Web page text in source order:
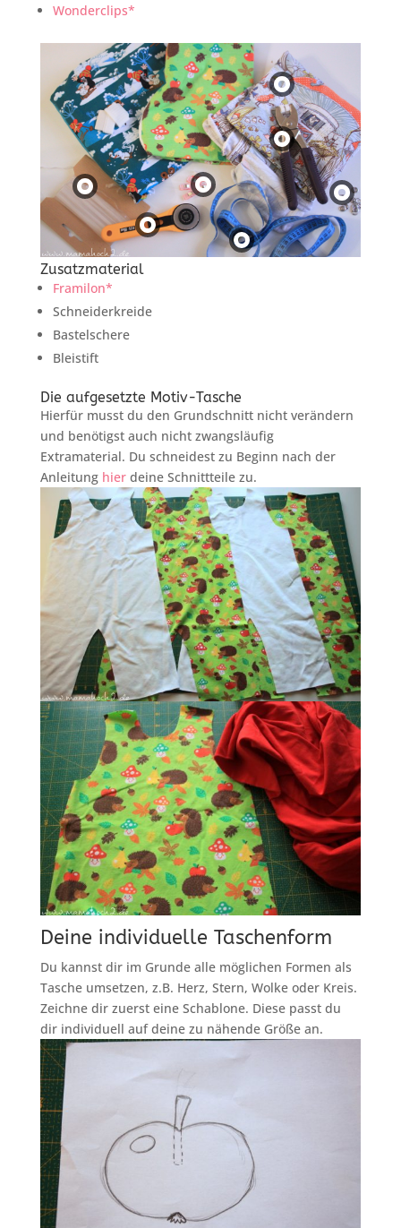
Wonderclips*
Zusatzmaterial
Framilon*
Schneiderkreide
Bastelschere
Bleistift
Die aufgesetzte Motiv-Tasche
Hierfür musst du den Grundschnitt nicht verändern
und benötigst auch nicht zwangsläufig
Extramaterial. Du schneidest zu Beginn nach der
Anleitung hierdeine Schnittteile zu.
Deine individuelle Taschenform
Du kannst dir im Grunde alle möglichen Formen als
Tasche umsetzen, z.B. Herz, Stern, Wolke oder Kreis.
Zeichne dir zuerst eine Schablone. Diese passt du
dir individuell auf deine zu nähende Größe an.